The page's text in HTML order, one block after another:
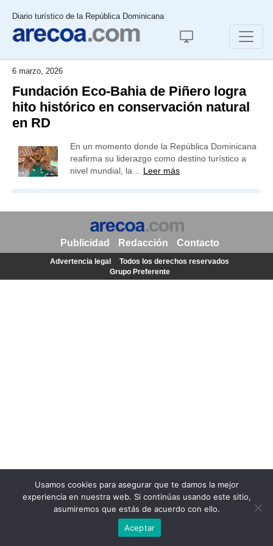
Diario turístico de la República Dominicana
6 marzo, 2026
Fundación Eco-Bahia de Piñero logra
hito histórico en conservación natural
en RD
En un momento donde la República Dominicana
reafirma su liderazgo como destino turístico a
nivel mundial, la… Leer más
Usamos cookies para asegurar que te damos la mejor
experiencia en nuestra web. Si continúas usando este sitio,
asumiremos que estás de acuerdo con ello.
Aceptar
Publicidad Redacción Contacto
Advertencia legal
Todos los derechos reservados
Grupo Preferente